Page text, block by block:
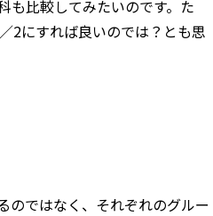
も比較してみたいのです。た
2にすれば良いのでは？とも思
のではなく、それぞれのグルー